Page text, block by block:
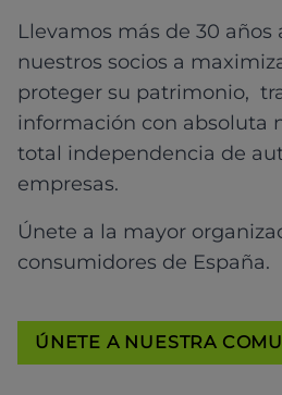
Llevamos más de 30 años
nuestros socios a
proteger su patrimonio,
información con absoluta
total independencia de
empresas.
Únete a la mayor
consumidores de España.
ÚNETE A NUESTRA